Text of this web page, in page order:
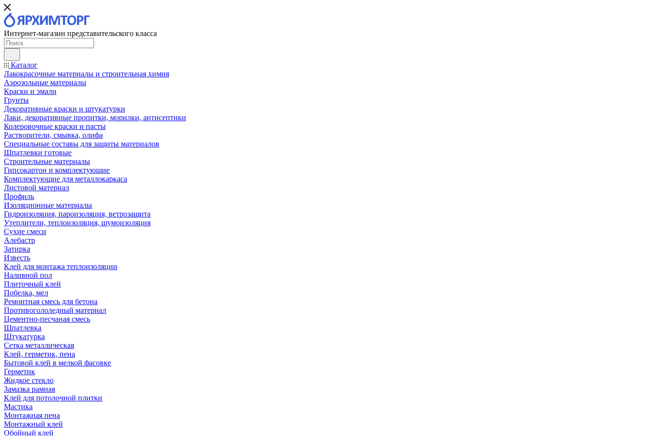
Интернет-магазин представительского класса
Каталог
Лакокрасочные материалы и строительная химия
Аэрозольные материалы
Краски и эмали
Грунты
Декоративные краски и штукатурки
Лаки, декоративные пропитки, морилки, антисептики
Колеровочные краски и пасты
Растворители, смывка, олифа
Специальные составы для защиты материалов
Шпатлевки готовые
Строительные материалы
Гипсокартон и комплектующие
Комплектующие для металлокаркаса
Листовой материал
Профиль
Изоляционные материалы
Гидроизоляция, пароизоляция, ветрозащита
Утеплители, теплоизоляция, шумоизоляция
Сухие смеси
Алебастр
Затирка
Известь
Клей для монтажа теплоизоляции
Наливной пол
Плиточный клей
Побелка, мел
Ремонтная смесь для бетона
Противогололедный материал
Цементно-песчаная смесь
Шпатлевка
Штукатурка
Сетка металлическая
Клей, герметик, пена
Бытовой клей в мелкой фасовке
Герметик
Жидкое стекло
Замазка рамная
Клей для потолочной плитки
Мастика
Монтажная пена
Монтажный клей
Обойный клей